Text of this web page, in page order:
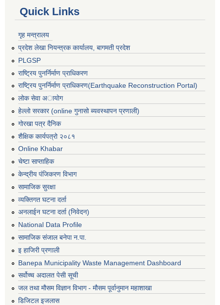
Quick Links
गृह मन्त्रालय
प्रदेश लेखा नियन्त्रक कार्यालय, बागमती प्रदेश
PLGSP
राष्ट्रिय पुनर्निर्माण प्राधिकरण
राष्ट्रिय पुनर्निर्माण प्राधिकरण(Earthquake Reconstruction Portal)
लोक सेवा अायोग
हेल्लो सरकार (online गुनासो ब्यवस्थापन प्रणाली)
गोरखा पत्र दैनिक
शैक्षिक कार्यपत्रो २०८१
Online Khabar
चेष्टा साप्ताहिक
केन्द्रीय पंजिकरण विभाग
सामाजिक सुरक्षा
व्यक्तिगत घटना दर्ता
अनलाईन घटना दर्ता (निवेदन)
National Data Profile
सामाजिक संजाल बनेपा न.पा.
इ हाजिरी प्रणाली
Banepa Municipality Waste Management Dashboard
सर्वोच्च अदालत पेसी सूची
जल तथा मौसम विज्ञान विभाग - मौसम पूर्वानुमान महाशाखा
डिजिटल इजलास